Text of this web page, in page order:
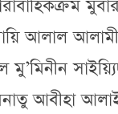
আলাল
মু’মিনীন
আবীহা